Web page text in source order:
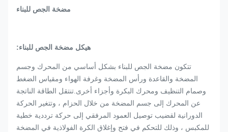
مضخة الجص للبناء
هيكل مضخة الجص للبناء:
تتكون مضخة الجص للبناء بشكل أساسي من المحرك وجسم
المضخة والقاعدة ورأس المضخة وغرفة الهواء ومقياس الضغط
وصمام التنظيف ومحرك البكرة وأجزاء أخرى.تنتقل الطاقة الناتجة
عن المحرك إلى جسم المضخة من خلال الحزام ، وتتغير الحركة
الدورانية لقضيب توصيل العمود المرفقي إلى حركة ترددية خطية
للمكبس ، وذلك للتحكم في فتح وإغلاق الكرة الفولاذية في المضخة